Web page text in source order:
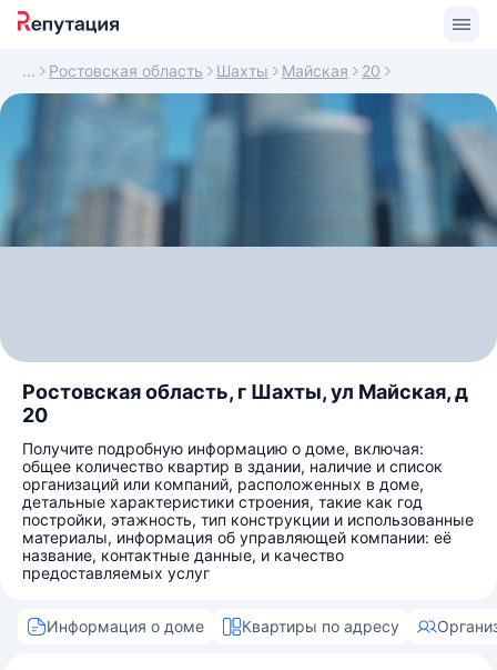
Ростовская область Шахты Майская 20
Ростовская область, г Шахты, ул Майская, д
20
Получите подробную информацию о доме, включая:
общее количество квартир в здании, наличие и список
организаций или компаний, расположенных в доме,
детальные характеристики строения, такие как год
постройки, этажность, тип конструкции и использованные
материалы, информация об управляющей компании: её
название, контактные данные, и качество
предоставляемых услуг
Информация о доме Квартиры по адресу